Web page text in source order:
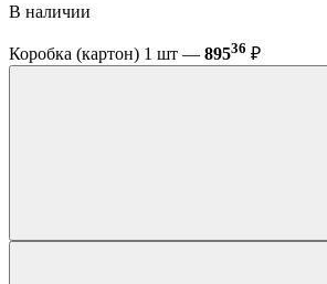
В наличии
Коробка (картон) 1 шт — 89536 ₽